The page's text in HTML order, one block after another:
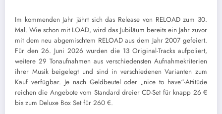
Im kommenden Jahr jährt sich das Release von RELOAD zum 30.
Mal. Wie schon mit LOAD, wird das Jubiläum bereits ein Jahr zuvor
mit dem neu abgemischtem RELOAD aus dem Jahr 2007 gefeiert.
Für den 26. Juni 2026 wurden die 13 Original-Tracks aufpoliert,
weitere 29 Tonaufnahmen aus verschiedensten Aufnahmekriterien
ihrer Musik beigelegt und sind in verschiedenen Varianten zum
Kauf verfügbar. Je nach Geldbeutel oder „nice to have“-Attitüde
reichen die Angebote vom Standard dreier CD-Set für knapp 26 €
bis zum Deluxe Box Set für 260 €.